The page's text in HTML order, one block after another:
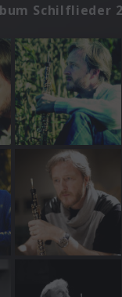
Schilflieder